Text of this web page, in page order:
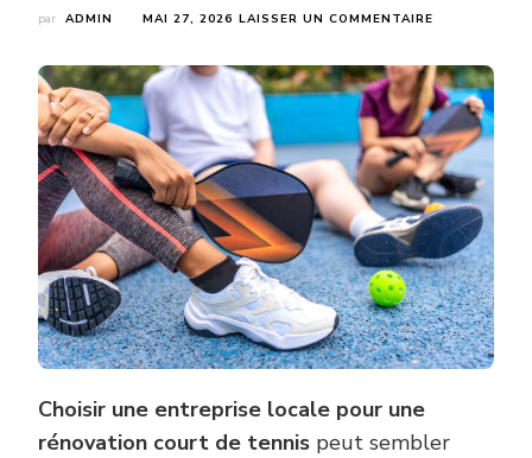
par ADMIN MAI 27, 2026 LAISSER UN COMMENTAIRE
LOCALE
EST-
ELLE
PRÉFÉRABLE
POUR
UNE
RÉNOVATION
COURT
DE
TENNIS
?
Choisir une entreprise locale pour une
rénovation court de tennis peut sembler